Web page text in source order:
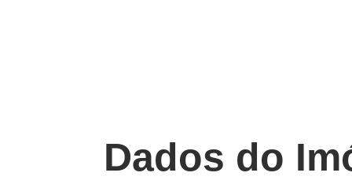
Dados do